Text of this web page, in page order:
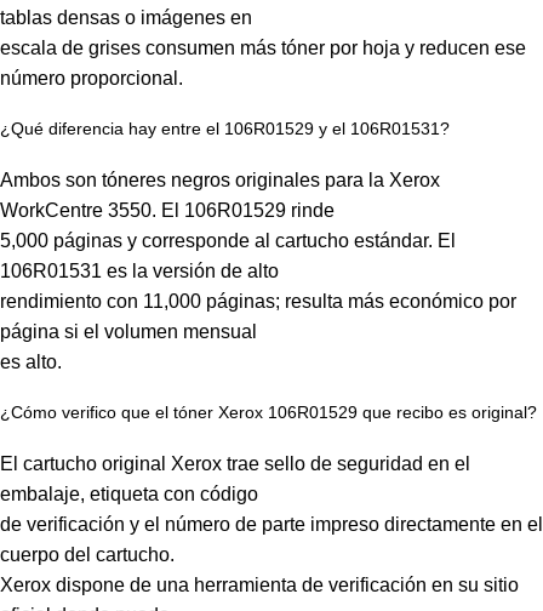
tablas densas o imágenes en
escala de grises consumen más tóner por hoja y reducen ese
número proporcional.
¿Qué diferencia hay entre el 106R01529 y el 106R01531?
Ambos son tóneres negros originales para la Xerox
WorkCentre 3550. El 106R01529 rinde
5,000 páginas y corresponde al cartucho estándar. El
106R01531 es la versión de alto
rendimiento con 11,000 páginas; resulta más económico por
página si el volumen mensual
es alto.
¿Cómo verifico que el tóner Xerox 106R01529 que recibo es original?
El cartucho original Xerox trae sello de seguridad en el
embalaje, etiqueta con código
de verificación y el número de parte impreso directamente en el
cuerpo del cartucho.
Xerox dispone de una herramienta de verificación en su sitio